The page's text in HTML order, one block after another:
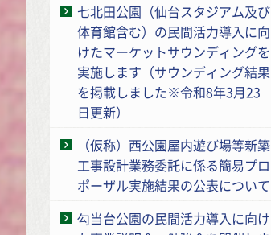
七北田公園（仙台スタジアム及び
体育館含む）の民間活力導入に向
けたマーケットサウンディングを
実施します（サウンディング結果
を掲載しました※令和8年3月23
日更新）
（仮称）西公園屋内遊び場等新築
工事設計業務委託に係る簡易プロ
ポーザル実施結果の公表について
勾当台公園の民間活力導入に向け